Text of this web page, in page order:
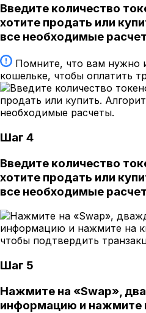
Введите количество
хотите продать или
все необходимые
Помните, что вам нужно
кошельке, чтобы оплатить
Шаг 4
Введите количество
хотите продать или
все необходимые
Шаг 5
Нажмите на «Swap»,
информацию и нажмите